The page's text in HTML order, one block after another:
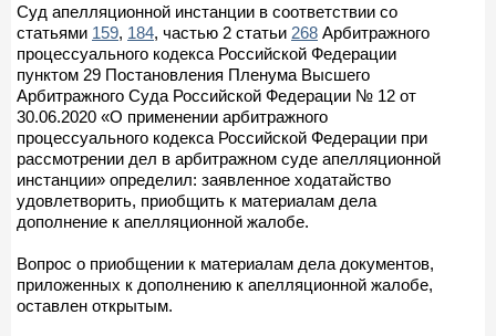
Суд апелляционной инстанции в соответствии со
статьями 159, 184, частью 2 статьи 268 Арбитражного
процессуального кодекса Российской Федерации
пунктом 29 Постановления Пленума Высшего
Арбитражного Суда Российской Федерации № 12 от
30.06.2020 «О применении арбитражного
процессуального кодекса Российской Федерации при
рассмотрении дел в арбитражном суде апелляционной
инстанции» определил: заявленное ходатайство
удовлетворить, приобщить к материалам дела
дополнение к апелляционной жалобе.
Вопрос о приобщении к материалам дела документов,
приложенных к дополнению к апелляционной жалобе,
оставлен открытым.